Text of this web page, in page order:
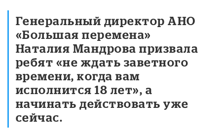
Генеральный директор АНО
«Большая перемена»
Наталия Мандрова призвала
ребят «не ждать заветного
времени, когда вам
исполнится 18 лет», а
начинать действовать уже
сейчас.